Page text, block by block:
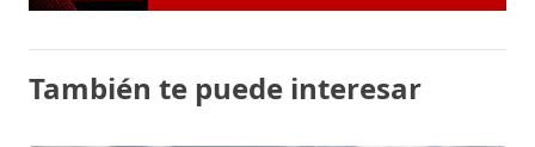
También te puede interesar